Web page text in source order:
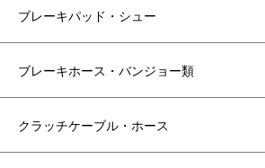
ブレーキパッド・シュー
ブレーキホース・バンジョー類
クラッチケーブル・ホース